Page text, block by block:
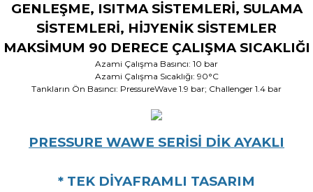
GENLEŞME, ISITMA SİSTEMLERİ, SULAMA
SİSTEMLERİ, HİJYENİK SİSTEMLER
MAKSİMUM 90 DERECE ÇALIŞMA SICAKLIĞI
Azami Çalışma Basıncı: 10 bar
Azami Çalışma Sıcaklığı: 90°C
Tankların Ön Basıncı: PressureWave 1.9 bar; Challenger 1.4 bar
PRESSURE WAWE SERİSİ DİK AYAKLI
* TEK DİYAFRAMLI TASARIM